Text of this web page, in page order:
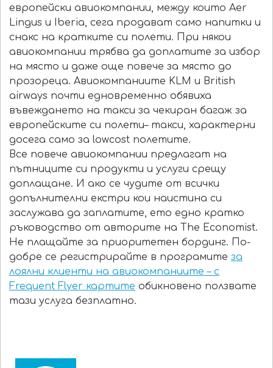
европейски авиокомпании, между които Aer
Lingus и Iberia, сега продават само напитки и
снакс на кратките си полети. При някои
авиокомпании трябва да доплатите за избор
на място и даже още повече за място до
прозореца. Авиокомпаниите KLM и British
airways почти едновременно обявиха
въвеждането на такси за чекиран багаж за
европейските си полети– такси, характерни
досега само за lowcost полетите.
Все повече авиокомпании предлагат на
пътниците си продукти и услуги срещу
доплащане. И ако се чудите от всички
допълнителни екстри кои наистина си
заслужава да заплатите, ето едно кратко
ръководство от авторите на The Economist.
Не плащайте за приоритетен бординг. По-
добре се регистрирайте в програмите за
лоялни клиенти на авиокомпаниите – с
Frequent Flyer картите обикновено ползвате
тази услуга безплатно.